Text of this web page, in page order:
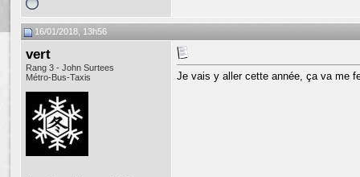
16/01/2018, 13h56
vert
Rang 3 - John Surtees
Métro-Bus-Taxis
Je vais y aller cette année, ça va me